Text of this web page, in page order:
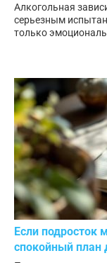
Алкогольная
серьезным
только
Если подросток
спокойный план